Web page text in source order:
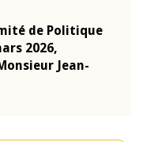
de Politique
2026,
Jean-